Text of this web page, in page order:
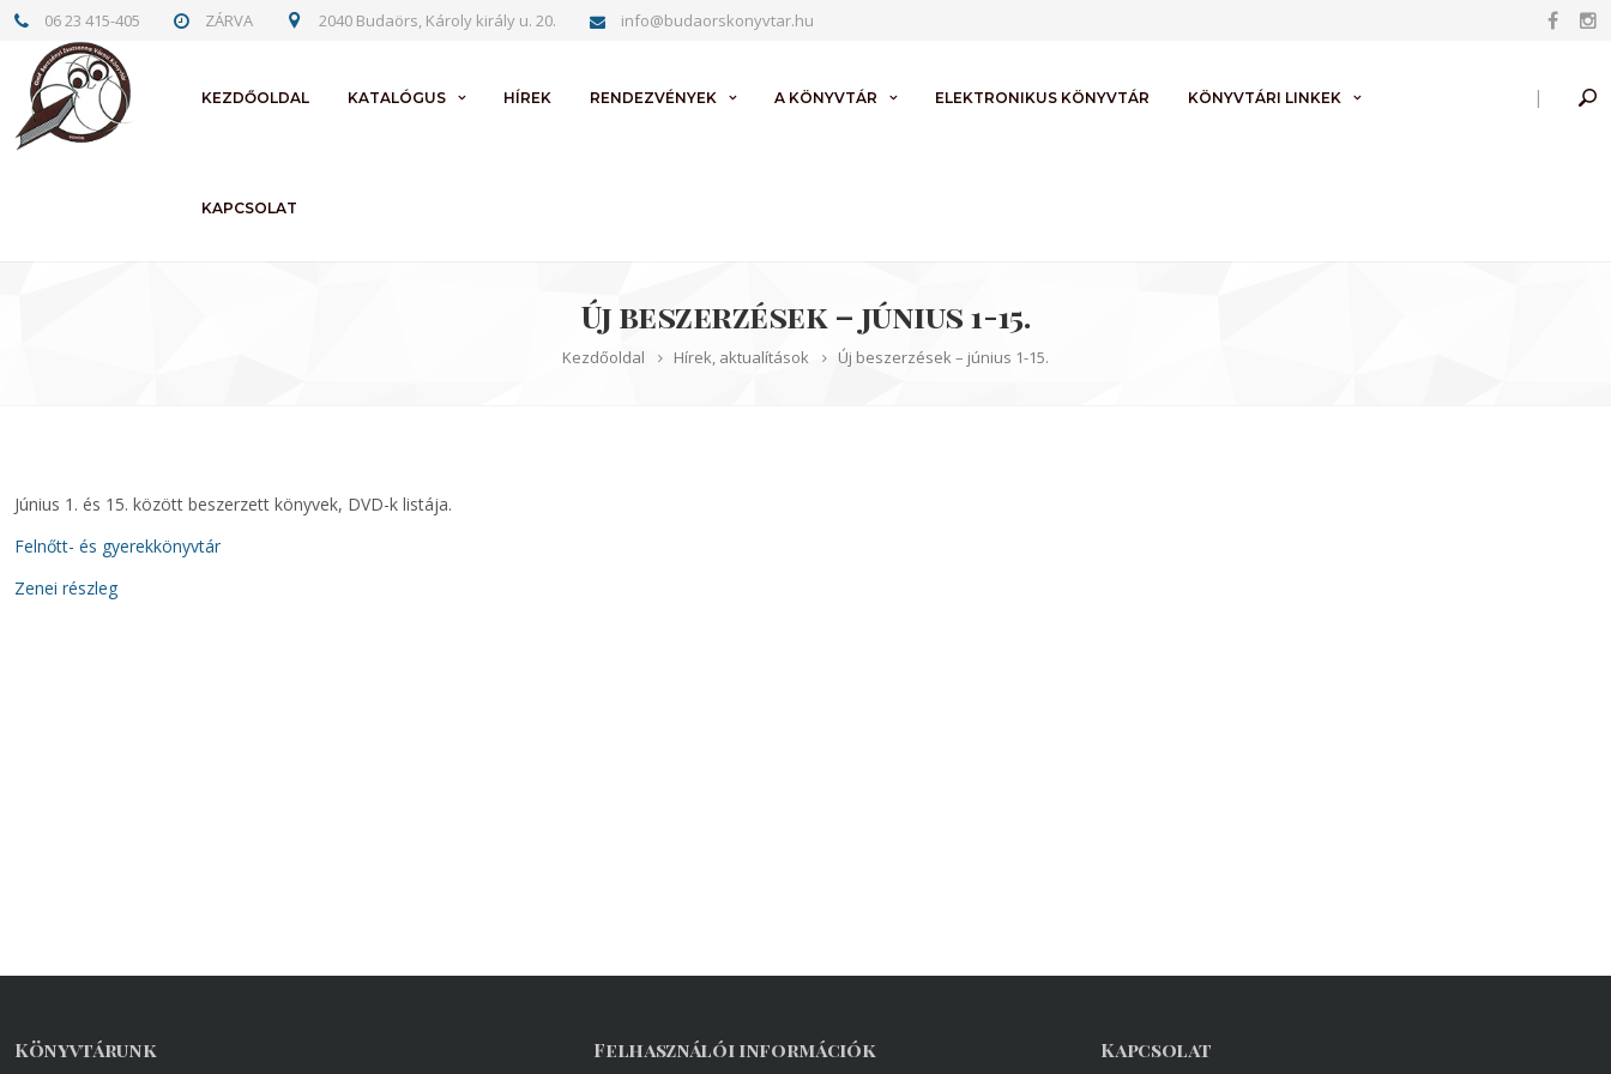
info@budaorskonyvtar.hu
2040 Budaörs, Károly király u. 20.
ZÁRVA
06 23 415-405
|
KEZDŐOLDAL KATALÓGUS HÍREK RENDEZVÉNYEK A KÖNYVTÁR ELEKTRONIKUS KÖNYVTÁR KÖNYVTÁRI LINKEK
KAPCSOLAT
Új beszerzések – június 1-15.
Kezdőoldal Hírek, aktualítások Új beszerzések – június 1-15.
Június 1. és 15. között beszerzett könyvek, DVD-k listája.
Felnőtt- és gyerekkönyvtár
Zenei részleg
Könyvtárunk Felhasználói információk Kapcsolat